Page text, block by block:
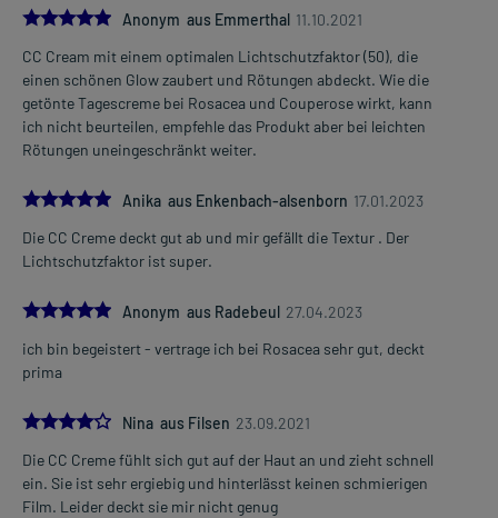
5.0Anonym aus Emmerthal 11.10.2021
CC Cream mit einem optimalen Lichtschutzfaktor (50), die
einen schönen Glow zaubert und Rötungen abdeckt. Wie die
getönte Tagescreme bei Rosacea und Couperose wirkt, kann
ich nicht beurteilen, empfehle das Produkt aber bei leichten
Rötungen uneingeschränkt weiter.
5.0Anika aus Enkenbach-alsenborn 17.01.2023
Die CC Creme deckt gut ab und mir gefällt die Textur . Der
Lichtschutzfaktor ist super.
5.0Anonym aus Radebeul 27.04.2023
ich bin begeistert - vertrage ich bei Rosacea sehr gut, deckt
prima
4.0
Nina aus Filsen 23.09.2021
Die CC Creme fühlt sich gut auf der Haut an und zieht schnell
ein. Sie ist sehr ergiebig und hinterlässt keinen schmierigen
Film. Leider deckt sie mir nicht genug